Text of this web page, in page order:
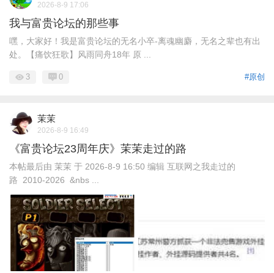
2026-8-9 17:06
我与富贵论坛的那些事
嘿，大家好！我是富贵论坛的无名小卒-离魂幽麝，无名之辈也有出
处。【痛饮狂歌】风雨同舟18年 原 ...
#原创
3 0
茉茉
2026-8-9 16:49
《富贵论坛23周年庆》茉茉走过的路
本帖最后由 茉茉 于 2026-8-9 16:50 编辑 互联网之我走过的
路 2010-2026 &nbs ...